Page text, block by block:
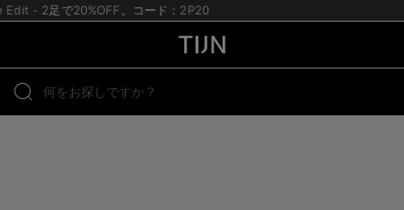
- 2足で20%OFF。コード：2P20